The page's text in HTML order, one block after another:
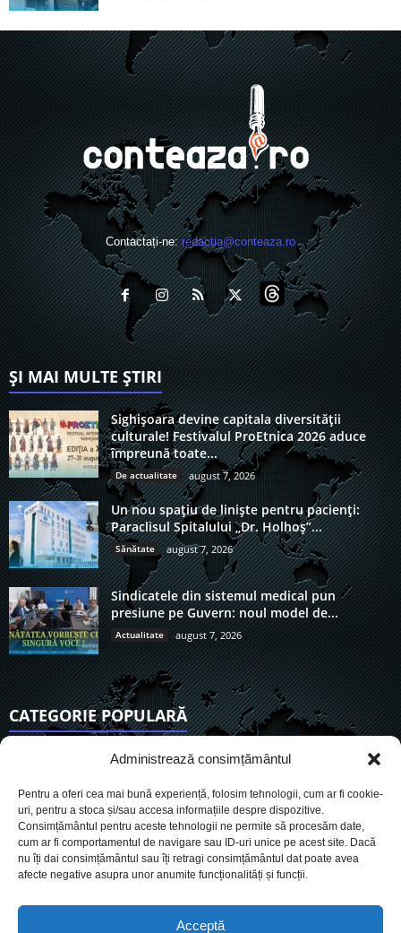
Administrează consimțământul
Pentru a oferi cea mai bună experiență, folosim tehnologii, cum ar fi cookie-
uri, pentru a stoca și/sau accesa informațiile despre dispozitive.
Consimțământul pentru aceste tehnologii ne permite să procesăm date,
cum ar fi comportamentul de navigare sau ID-uri unice pe acest site. Dacă
nu îți dai consimțământul sau îți retragi consimțământul dat poate avea
afecte negative asupra unor anumite funcționalități și funcții.
Acceptă
Contactați-ne:redactia@conteaza.ro
ȘI MAI MULTE ȘTIRI
Sighișoara devine capitala diversității
culturale! Festivalul ProEtnica 2026 aduce
împreună toate...
De actualitate august 7, 2026
Un nou spațiu de liniște pentru pacienți:
Paraclisul Spitalului „Dr. Holhoș”...
Sănătate august 7, 2026
Sindicatele din sistemul medical pun
presiune pe Guvern: noul model de...
Actualitate august 7, 2026
CATEGORIE POPULARĂ
6911
Social
Politic
Economie
Sănătate 561